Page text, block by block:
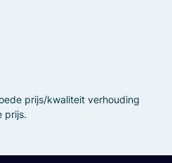
prijs/kwaliteit verhouding
prijs.